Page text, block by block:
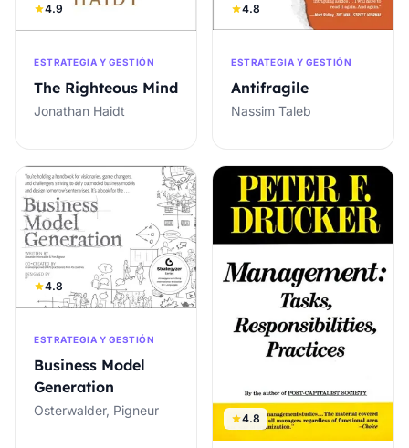
4.9
ESTRATEGIA Y GESTIÓN
The Righteous Mind
Jonathan Haidt
4.8
ESTRATEGIA Y GESTIÓN
Antifragile
Nassim Taleb
4.8
ESTRATEGIA Y GESTIÓN
Business Model
Generation
Osterwalder, Pigneur
4.8